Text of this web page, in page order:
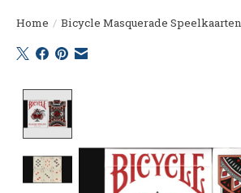
Home / Bicycle Masquerade Speelkaarten